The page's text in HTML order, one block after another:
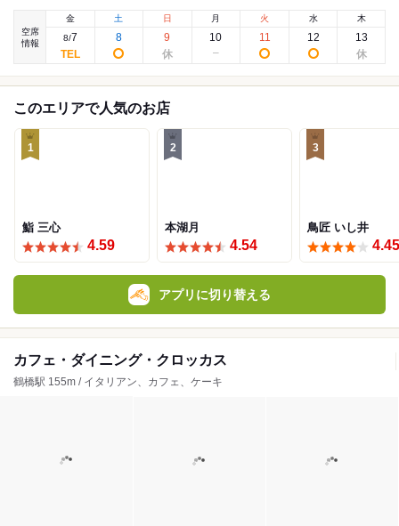
空席
情報
金
8/7
土
8
日
9
月
10
火
11
水
12
木
13
このエリアで人気のお店
1
鮨 三心
4.59
2
本湖月
4.54
3
鳥匠 いし井
4.45
アプリに切り替える
カフェ・ダイニング・クロッカス
鶴橋駅 155m / イタリアン、カフェ、ケーキ